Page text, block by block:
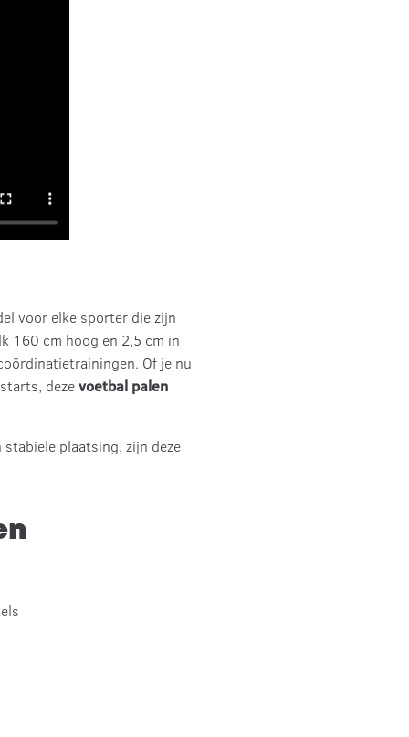
voor elke sporter die zijn
160 cm hoog en 2,5 cm in
Of je nu
dezevoetbal palen
plaatsing, zijn deze